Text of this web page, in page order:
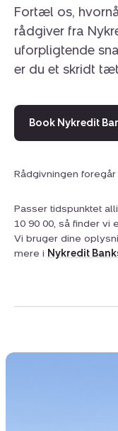
Fortæl os,
rådgiver fra
uforpligtende
er du et skridt
Book Nykredit
Rådgivningen foregår
Passer tidspunktet
10 90 00, så finder vi
Vi bruger dine
mere i Nykredit